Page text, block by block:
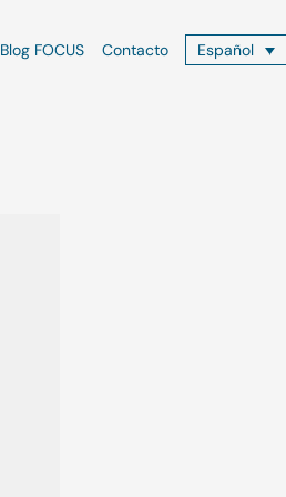
Blog FOCUS Contacto Español